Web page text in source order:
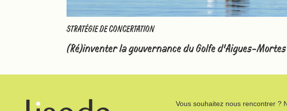
STRATÉGIE DE CONCERTATION
(Ré)inventer la gouvernance du Golfe d’Aigues-Mortes
Vous souhaitez nous rencontrer ?